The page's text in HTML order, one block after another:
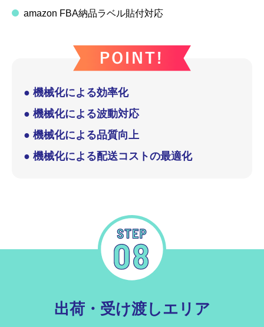
amazon FBA納品ラベル貼付対応
● 機械化による効率化
● 機械化による波動対応
● 機械化による品質向上
● 機械化による配送コストの最適化
出荷・受け渡しエリア